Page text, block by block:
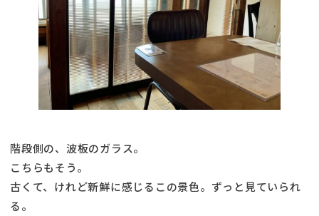
階段側の、波板のガラス。
こちらもそう。
古くて、けれど新鮮に感じるこの景色。ずっと見ていられ
る。